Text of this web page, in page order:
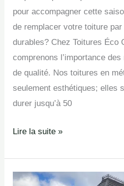
pour accompagner cette
de remplacer votre toiture
durables? Chez Toitures Éco
comprenons l’importance
de qualité. Nos toitures en
seulement esthétiques; elles
durer jusqu’à 50
Lire la suite »
Les